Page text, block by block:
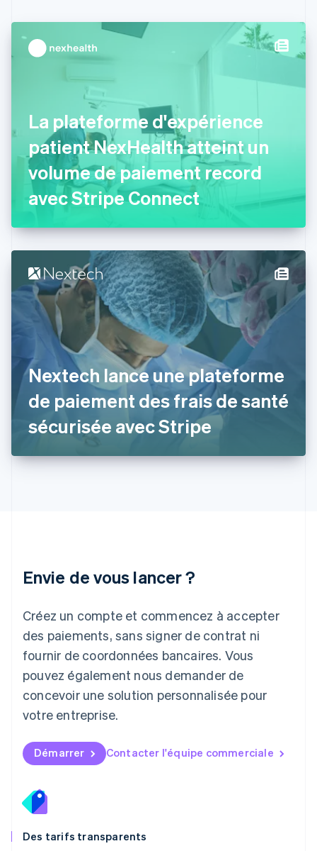
La plateforme d'expérience
patient NexHealth atteint un
volume de paiement record
avec Stripe Connect
Nextech lance une plateforme
de paiement des frais de santé
sécurisée avec Stripe
Envie de vous lancer ?
Créez un compte et commencez à accepter
des paiements, sans signer de contrat ni
fournir de coordonnées bancaires. Vous
pouvez également nous demander de
concevoir une solution personnalisée pour
votre entreprise.
Démarrer Contacter l'équipe commerciale
Des tarifs transparents
Français
Chine continentale
简体中文 English
English Italiano
Danemark
English
Émirats arabes unis
English
Espagne
EspañolEnglish
English
États-Unis
Español简体中文
Finlande
EnglishSvenska
France
Français English
Gibraltar
English
Grèce
English
English
Inde
English
English
Deutsch English
Luxembourg
FrançaisDeutsch English
Malaisie
English 简体中文
Malte
English
EspañolEnglish
English
Nouvelle-Zélande
Pays-Bas
Nederlands
English